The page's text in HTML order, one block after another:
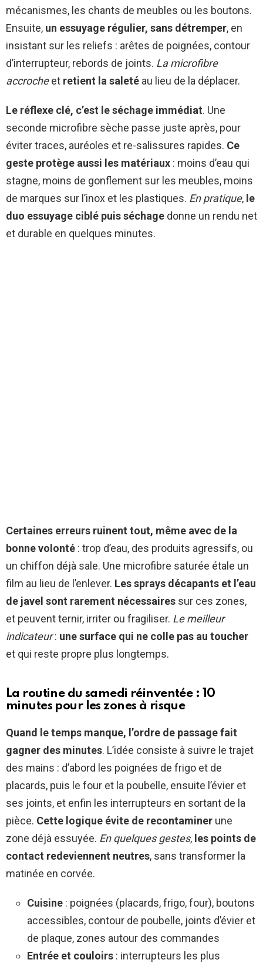
mécanismes, les chants de meubles ou les boutons.
Ensuite, un essuyage régulier, sans détremper, en
insistant sur les reliefs : arêtes de poignées, contour
d’interrupteur, rebords de joints. La microfibre
accrocheet retient la saleté au lieu de la déplacer.
Le réflexe clé, c’est le séchage immédiat. Une
seconde microfibre sèche passe juste après, pour
éviter traces, auréoles et re-salissures rapides. Ce
geste protège aussi les matériaux : moins d’eau qui
stagne, moins de gonflement sur les meubles, moins
de marques sur l’inox et les plastiques. En pratique, le
duo essuyage ciblé puis séchage donne un rendu net
et durable en quelques minutes.
Certaines erreurs ruinent tout, même avec de la
bonne volonté : trop d’eau, des produits agressifs, ou
un chiffon déjà sale. Une microfibre saturée étale un
film au lieu de l’enlever. Les sprays décapants et l’eau
de javel sont rarement nécessaires sur ces zones,
et peuvent ternir, irriter ou fragiliser. Le meilleur
indicateur: une surface qui ne colle pas au toucher
et qui reste propre plus longtemps.
La routine du samedi réinventée : 10
minutes pour les zones à risque
Quand le temps manque, l’ordre de passage fait
gagner des minutes. L’idée consiste à suivre le trajet
des mains : d’abord les poignées de frigo et de
placards, puis le four et la poubelle, ensuite l’évier et
ses joints, et enfin les interrupteurs en sortant de la
pièce. Cette logique évite de recontaminer une
zone déjà essuyée. En quelques gestes, les points de
contact redeviennent neutres, sans transformer la
matinée en corvée.
Cuisine : poignées (placards, frigo, four), boutons
accessibles, contour de poubelle, joints d’évier et
de plaque, zones autour des commandes
Entrée et couloirs : interrupteurs les plus